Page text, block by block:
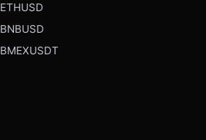
ETHUSD
BNBUSD
BMEXUSDT